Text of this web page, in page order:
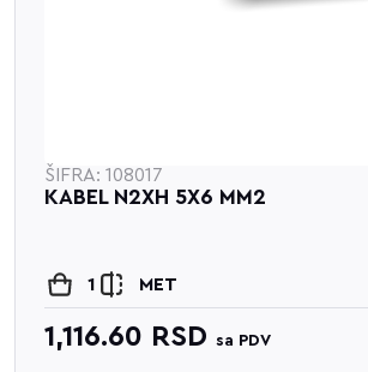
ŠIFRA: 108017
KABEL N2XH 5X6 MM2
1 MET
1,116.60 RSD sa PDV